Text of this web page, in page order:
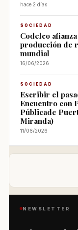
hace 2 días
SOCIEDAD
Codelco
producción de
mundial
16/06/2026
SOCIEDAD
Escribir el
Encuentro con
Públicade
Miranda)
11/06/2026
NEWSLETTER